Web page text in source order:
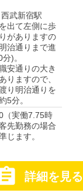
武新宿駅
出て左側に歩
がありますの
治通りまで進
)。
安通りの大き
りますので、
り明治通りを
5分。
（実働7.75時
先勤務の場合
じます。
詳細を見る